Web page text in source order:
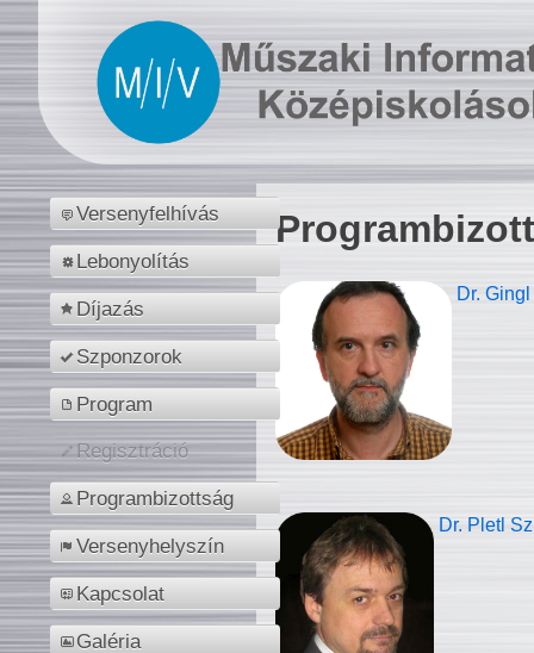
Versenyfelhívás
Lebonyolítás
Díjazás
Szponzorok
Program
Regisztráció
Programbizottság
Versenyhelyszín
Kapcsolat
Galéria
Dr.
Dr. Pletl